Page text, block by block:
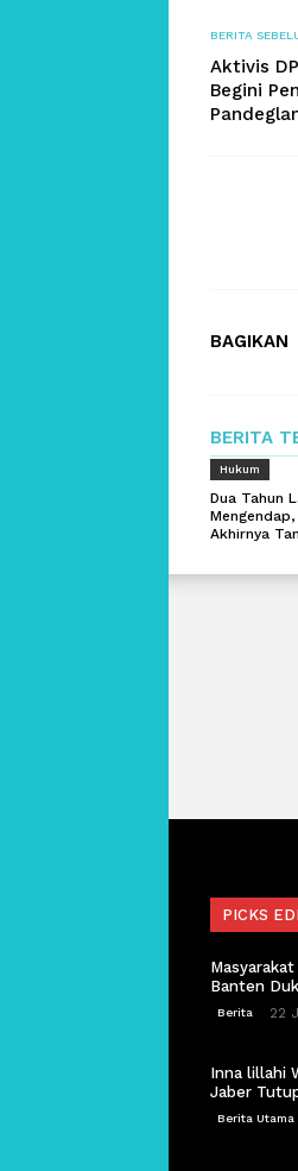
BERITA
Aktivis
Begini
BAGIKAN
BERITA
Hukum
Dua Tahun
Akhirnya
PICKS
Banten
Berita 22
Inna lillahi
Jaber
Berita Utama